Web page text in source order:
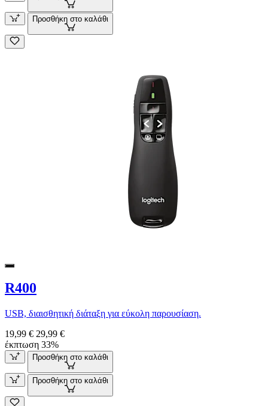
Προσθήκη στο καλάθι
R400
USB, διαισθητική διάταξη για εύκολη παρουσίαση.
19,99 € 29,99 €
έκπτωση 33%
Προσθήκη στο καλάθι
Προσθήκη στο καλάθι